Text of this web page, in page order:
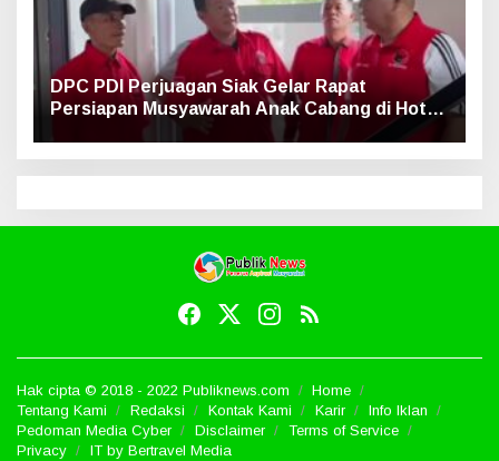
DPC PDI Perjuagan Siak Gelar Rapat
Persiapan Musyawarah Anak Cabang di Hotel
Hak cipta © 2018 - 2022 Publiknews.com
Home
Tentang Kami
Redaksi Kontak Kami Karir
Info Iklan
Pedoman Media Cyber
Disclaimer
Terms of Service
Privacy
IT by Bertravel Media